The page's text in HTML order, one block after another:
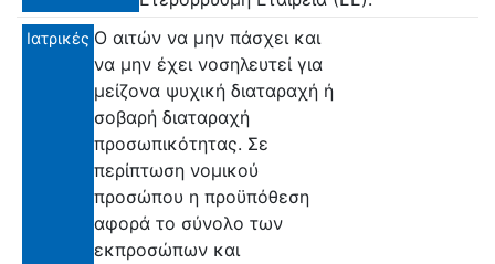
Ιατρικές Ο αιτών να μην πάσχει και
να μην έχει νοσηλευτεί για
μείζονα ψυχική διαταραχή ή
σοβαρή διαταραχή
προσωπικότητας. Σε
περίπτωση νομικού
προσώπου η προϋπόθεση
αφορά το σύνολο των
εκπροσώπων και